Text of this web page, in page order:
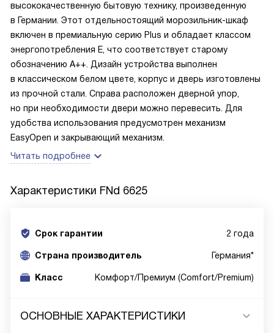
высококачественную бытовую технику, произведенную
в Германии. Этот отдельностоящий морозильник-шкаф
включен в премиальную серию Plus и обладает классом
энергопотребления E, что соответствует старому
обозначению A++. Дизайн устройства выполнен
в классическом белом цвете, корпус и дверь изготовлены
из прочной стали. Справа расположен дверной упор,
но при необходимости двери можно перевесить. Для
удобства использования предусмотрен механизм
EasyOpen и закрывающий механизм.
Читать подробнее
Характеристики FNd 6625
Срок гарантии 2 года
Cтрана производитель Германия*
Класс Комфорт/Премиум (Comfort/Premium)
ОСНОВНЫЕ ХАРАКТЕРИСТИКИ